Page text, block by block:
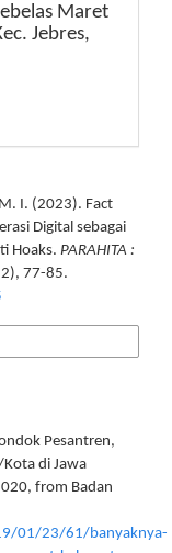
Maret
Jebres,
I. (2023). Fact
Digital sebagai
Hoaks. PARAHITA :
77-85.
Pesantren,
di Jawa
from Badan
01/23/61/banyaknya-